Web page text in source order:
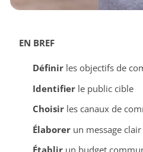
EN BREF
Définirles objectifs de
Identifierle public cible
Choisirles canaux de
Élaborerun message
Établirun budget